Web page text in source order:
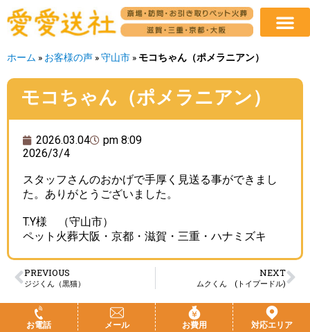
ホーム » お客様の声 »守山市 » モコちゃん（ポメラニアン）
モコちゃん（ポメラニアン）
2026.03.04
pm 8:09
2026/3/4
スタッフさんのおかげで手厚く見送る事ができまし
た。ありがとうございました。
T.Y様 （守山市）
ペット火葬大阪・京都・滋賀・三重・ハナミズキ
PREVIOUS
ジジくん（黒猫）
NEXT
ムクくん (トイプードル)
お電話 メール お費用 対応エリア